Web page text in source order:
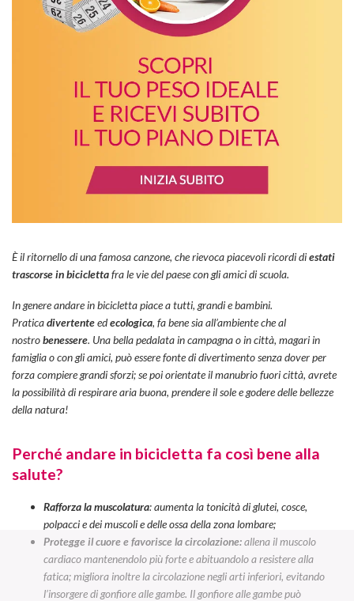
È il ritornello di una famosa canzone, che rievoca piacevoli ricordi diestati
trascorse in biciclettafra le vie del paese con gli amici di scuola.
In genere andare in bicicletta piace a tutti, grandi e bambini.
Praticadivertenteedecologica, fa bene sia all’ambiente che al
nostrobenessere. Una bella pedalata in campagna o in città, magari in
famiglia o con gli amici, può essere fonte di divertimento senza dover per
forza compiere grandi sforzi; se poi orientate il manubrio fuori città, avrete
la possibilità di respirare aria buona, prendere il sole e godere delle bellezze
della natura!
Perché andare in bicicletta fa così bene alla
salute?
Rafforza la muscolatura: aumenta la tonicità di glutei, cosce,
polpacci e dei muscoli e delle ossa della zona lombare;
Protegge il cuore e favorisce la circolazione:allena il muscolo
cardiaco mantenendolo più forte e abituandolo a resistere alla
fatica; migliora inoltre la circolazione negli arti inferiori, evitando
l’insorgere di gonfiore alle gambe. Il gonfiore alle gambe può